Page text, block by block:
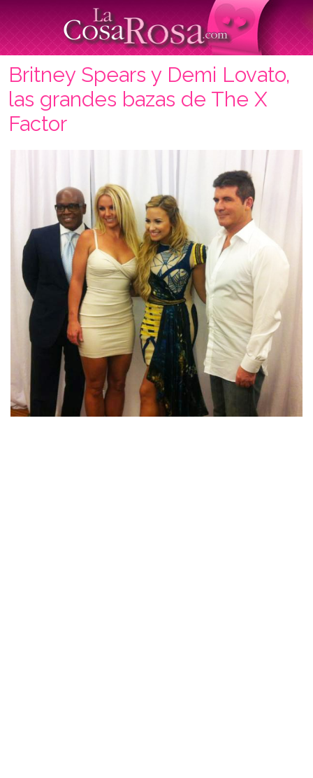
Britney Spears y Demi Lovato,
las grandes bazas de The X
Factor